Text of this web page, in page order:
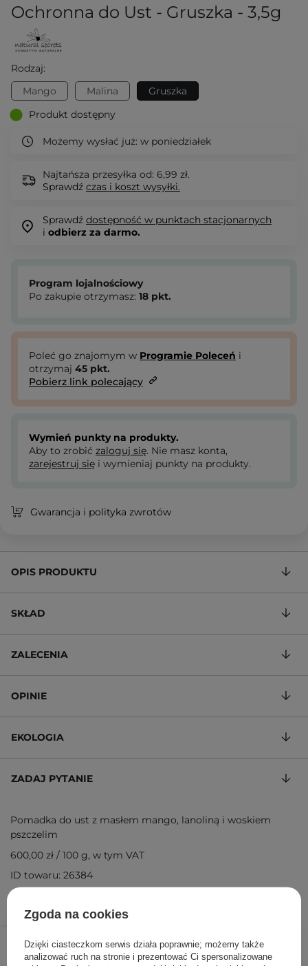
Ochronna do Ust - Gruszka - 3,5g
Rodzaj:
Mango
Malina
Gruszka
Produkt dostępny
Możemy wysłać już: w poniedziałek
Najtańsza przesyłka od: 6,99 zł.
Sprawdź czas i koszt wysyłki.
Sprawdź dostępność w punktach stacjonarnych
i odbierz za darmo.
18,00 zł
Program lojalnościowy
Po zakupie otrzymasz: 18 pkt.
Poleć go znajomym w Programie Poleceń i
otrzymaj 45 pkt.
Pobierz link polecający
Wymień punkty na produkty.
Aby to zrobić zaloguj się. Nie masz konta,
zarejestruj się i wymieniaj punkty na produkty.
Gwarancja i polityka zwrotów
OPIS PRODUKTU
SKŁAD
ZALECENIA
OPINIE
EKOLOGIA
ZADAJ PYTANIE
Pomadka do ust z masłem mango, lanoliną i woskiem
pszczelim
600,00 zł / 100 g, w tym VAT
ID towaru: 26384
Zgoda na cookies
Dzięki ciasteczkom serwis działa poprawnie; możemy także
analizować ruch na stronie i prezentować Ci spersonalizowane